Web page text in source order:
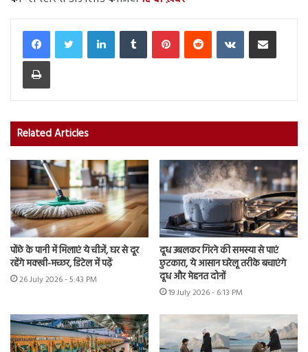
LinkedInTumblr PinterestReddit VKontakteShare via Email
Print
Related Articles
पोंछे के पानी में मिलाएं ये चीजें, घर से दूर
रहेंगे मक्खी-मच्छर, डिटेल में पढ़ें
26 July 2026 - 5:43 PM
दूध उबलकर गिरने की समस्या से पाएं
छुटकारा, ये आसान घरेलू तरीके बचाएंगे
दूध और मेहनत दोनों
19 July 2026 - 6:13 PM